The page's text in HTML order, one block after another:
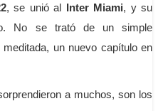
, se unió al Inter Miami, y su
No se trató de un simple
un nuevo capítulo en
a muchos, son los